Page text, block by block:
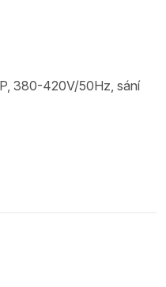
380-420V/50Hz, sání